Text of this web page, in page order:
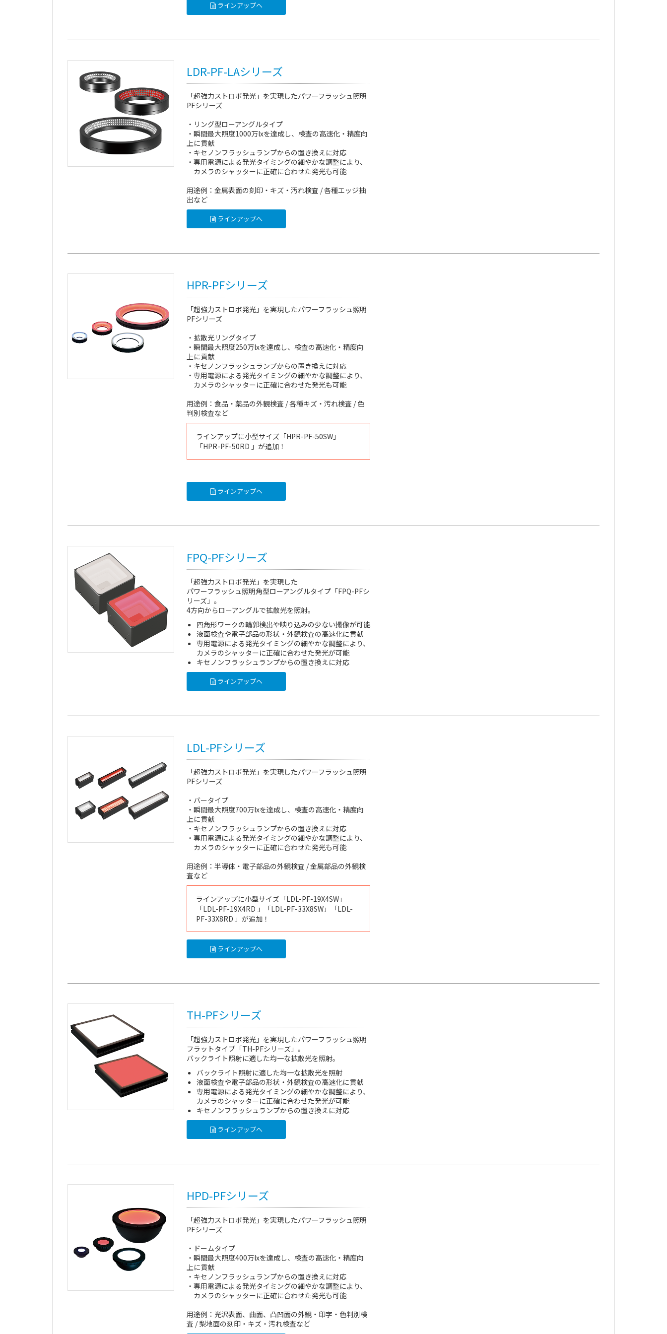
ラインアップへ
LDR-PF-LAシリーズ
「超強力ストロボ発光」を実現したパワーフラッシュ照明
PFシリーズ
・リング型ローアングルタイプ
・瞬間最大照度1000万lxを達成し、検査の高速化・精度向
上に貢献
・キセノンフラッシュランプからの置き換えに対応
・専用電源による発光タイミングの細やかな調整により、
カメラのシャッターに正確に合わせた発光も可能
用途例：金属表面の刻印・キズ・汚れ検査 / 各種エッジ抽
出など
ラインアップへ
HPR-PFシリーズ
「超強力ストロボ発光」を実現したパワーフラッシュ照明
PFシリーズ
・拡散光リングタイプ
・瞬間最大照度250万lxを達成し、検査の高速化・精度向
上に貢献
・キセノンフラッシュランプからの置き換えに対応
・専用電源による発光タイミングの細やかな調整により、
カメラのシャッターに正確に合わせた発光も可能
用途例：食品・薬品の外観検査 / 各種キズ・汚れ検査 / 色
判別検査など
ラインアップに小型サイズ「HPR-PF-50SW 」
「HPR-PF-50RD 」 が追加！
ラインアップへ
FPQ-PFシリーズ
「超強力ストロボ発光」を実現した
パワーフラッシュ照明角型ローアングルタイプ「FPQ-PFシ
リーズ」。
4方向からローアングルで拡散光を照射。
四角形ワークの輪郭検出や映り込みの少ない撮像が可能
液面検査や電子部品の形状・外観検査の高速化に貢献
専用電源による発光タイミングの細やかな調整により、
カメラのシャッターに正確に合わせた発光が可能
キセノンフラッシュランプからの置き換えに対応
ラインアップへ
LDL-PFシリーズ
「超強力ストロボ発光」を実現したパワーフラッシュ照明
PFシリーズ
・バータイプ
・瞬間最大照度700万lxを達成し、検査の高速化・精度向
上に貢献
・キセノンフラッシュランプからの置き換えに対応
・専用電源による発光タイミングの細やかな調整により、
カメラのシャッターに正確に合わせた発光も可能
用途例：半導体・電子部品の外観検査 / 金属部品の外観検
査など
ラインアップに小型サイズ「LDL-PF-19X4SW 」
「LDL-PF-19X4RD 」「LDL-PF-33X8SW 」「LDL-
PF-33X8RD 」 が追加！
ラインアップへ
TH-PFシリーズ
「超強力ストロボ発光」を実現したパワーフラッシュ照明
フラットタイプ「TH-PFシリーズ」。
バックライト照射に適した均一な拡散光を照射。
バックライト照射に適した均一な拡散光を照射
液面検査や電子部品の形状・外観検査の高速化に貢献
専用電源による発光タイミングの細やかな調整により、
カメラのシャッターに正確に合わせた発光が可能
キセノンフラッシュランプからの置き換えに対応
ラインアップへ
HPD-PFシリーズ
「超強力ストロボ発光」を実現したパワーフラッシュ照明
PFシリーズ
・ドームタイプ
・瞬間最大照度400万lxを達成し、検査の高速化・精度向
上に貢献
・キセノンフラッシュランプからの置き換えに対応
・専用電源による発光タイミングの細やかな調整により、
カメラのシャッターに正確に合わせた発光も可能
用途例：光沢表面、曲面、凸凹面の外観・印字・色判別検
査 / 梨地面の刻印・キズ・汚れ検査など